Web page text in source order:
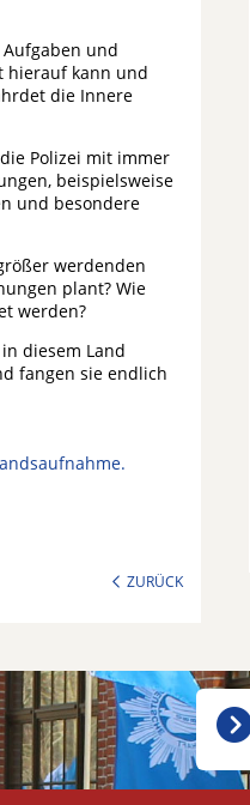
und
hierauf kann und
die Innere
Polizei mit immer
beispielsweise
und besondere
werdenden
plant? Wie
werden?
diesem Land
fangen sie endlich
ZURÜCK